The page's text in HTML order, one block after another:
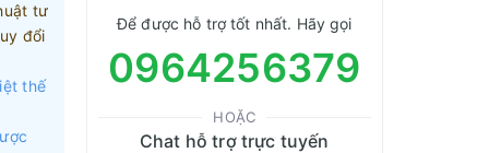
tư
đổi
thế
Để được hỗ trợ tốt nhất. Hãy gọi
0964256379
HOẶC
Chat hỗ trợ trực tuyến